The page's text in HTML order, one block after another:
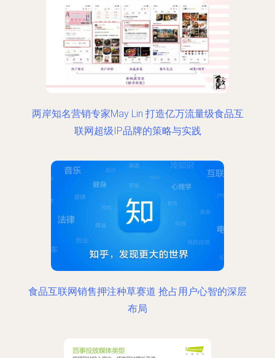
两岸知名营销专家May Lin 打造亿万流量级食品互
联网超级IP品牌的策略与实践
食品互联网销售押注种草赛道 抢占用户心智的深层
布局